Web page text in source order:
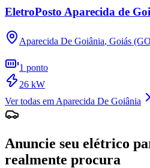
EletroPosto Aparecida de
Aparecida De Goiânia, Goiás
1 ponto
26 kW
Ver todas em Aparecida De Goiânia
Anuncie seu elétrico
realmente procura